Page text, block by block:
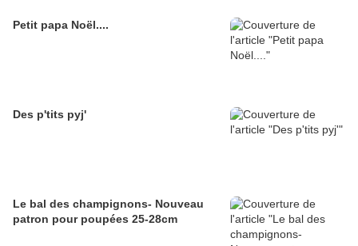
Petit papa Noël....
Des p'tits pyj'
Le bal des champignons- Nouveau
patron pour poupées 25-28cm